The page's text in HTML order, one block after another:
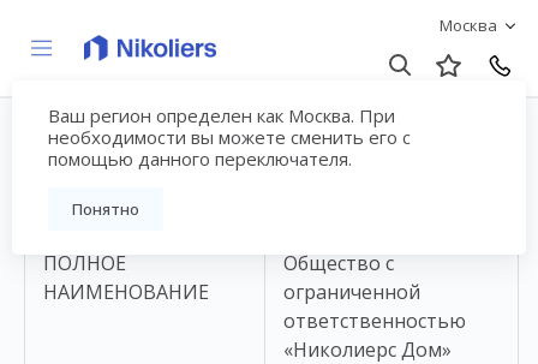
Москва
Ваш регион определен как Москва. При
необходимости вы можете сменить его с
помощью данного переключателя.
Понятно
Карточка учета
основных сведений
ПОЛНОЕ
НАИМЕНОВАНИЕ
Общество с
ограниченной
ответственностью
«Николиерс Дом»